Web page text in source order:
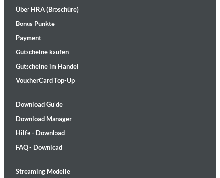
Über HRA (Broschüre)
Bonus Punkte
Payment
Gutscheine kaufen
Gutscheine im Handel
VoucherCard Top-Up
Download Guide
Download Manager
Hilfe - Download
FAQ - Download
Streaming Modelle